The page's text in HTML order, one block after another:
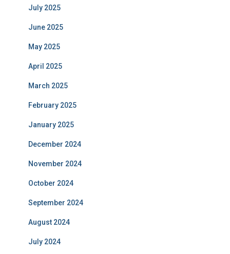
July 2025
June 2025
May 2025
April 2025
March 2025
February 2025
January 2025
December 2024
November 2024
October 2024
September 2024
August 2024
July 2024